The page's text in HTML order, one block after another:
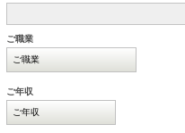
ご職業
ご年収